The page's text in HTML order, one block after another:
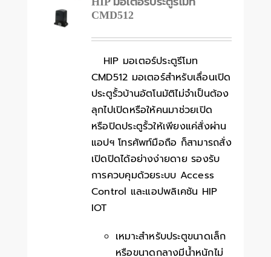
CMD512
HIP มอเตอร์ประตูรีโมท
CMD512 มอเตอร์สำหรับเลื่อนเปิด
ประตูรั้วบ้านอัตโนมัติไม่จำเป็นต้อง
ลุกไปเปิดหรือให้คนมาช่วยเปิด
หรือปิดประตูรั้วให้เพียงแค่สั่งผ่าน
แอปฯ โทรศัพท์มือถือ ก็สามารถสั่ง
เปิดปิดได้อย่างง่ายดาย รองรับ
การควบคุมด้วยระบบ Access
Control และแอปพลิเคชัน HIP
IOT
เหมาะสำหรับประตูขนาดเล็ก
หรือขนาดกลางมีน้ำหนักไม่